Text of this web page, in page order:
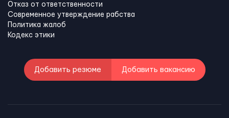
Отказ от ответственности
Современное утверждение рабства
Политика жалоб
Кодекс этики
Добавить резюме Добавить вакансию